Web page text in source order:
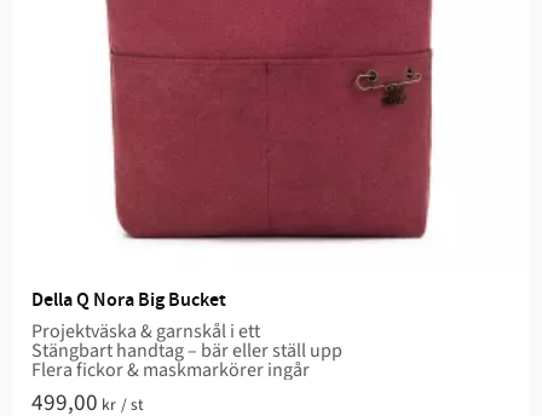
Della Q Nora Big Bucket
Projektväska & garnskål i ett
Stängbart handtag – bär eller ställ upp
Flera fickor & maskmarkörer ingår
499,00 kr /st